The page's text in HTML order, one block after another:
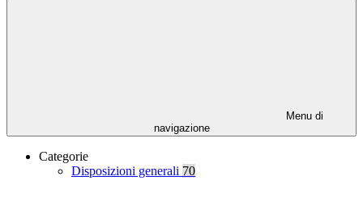
Menu di
navigazione
Categorie
Disposizioni generali 70